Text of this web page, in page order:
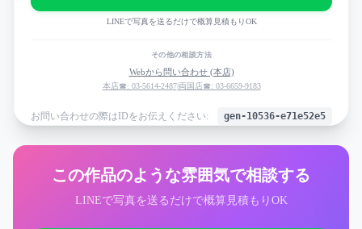
LINEで写真を送るだけで概算見積もりOK
その他の相談方法
Webから問い合わせ (本店)
本店☎: 03-5614-2487|両国店☎: 03-6659-9183
お問い合わせの際はIDをお伝えください: gen-10536-e71e52e5
この作品のような雰囲気で相談する
LINEで写真を送るだけで概算見積もりOK